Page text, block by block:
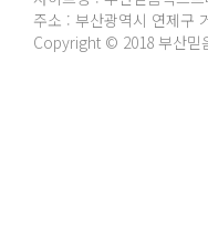
주소 : 부산광역시 연제
Copyright © 2018 부산믿